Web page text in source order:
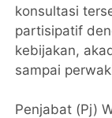
konsultasi
partisipatif
kebijakan,
sampai
Penjabat (Pj)